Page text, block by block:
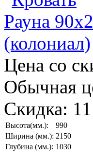
Цена со
Обычная
Скидка:
Высота(мм.):
990
Ширина (мм.): 2150
Глубина (мм.): 1030